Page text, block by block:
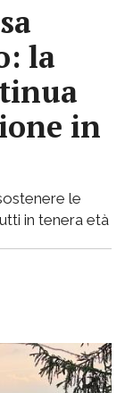
la
in
le
in tenera età